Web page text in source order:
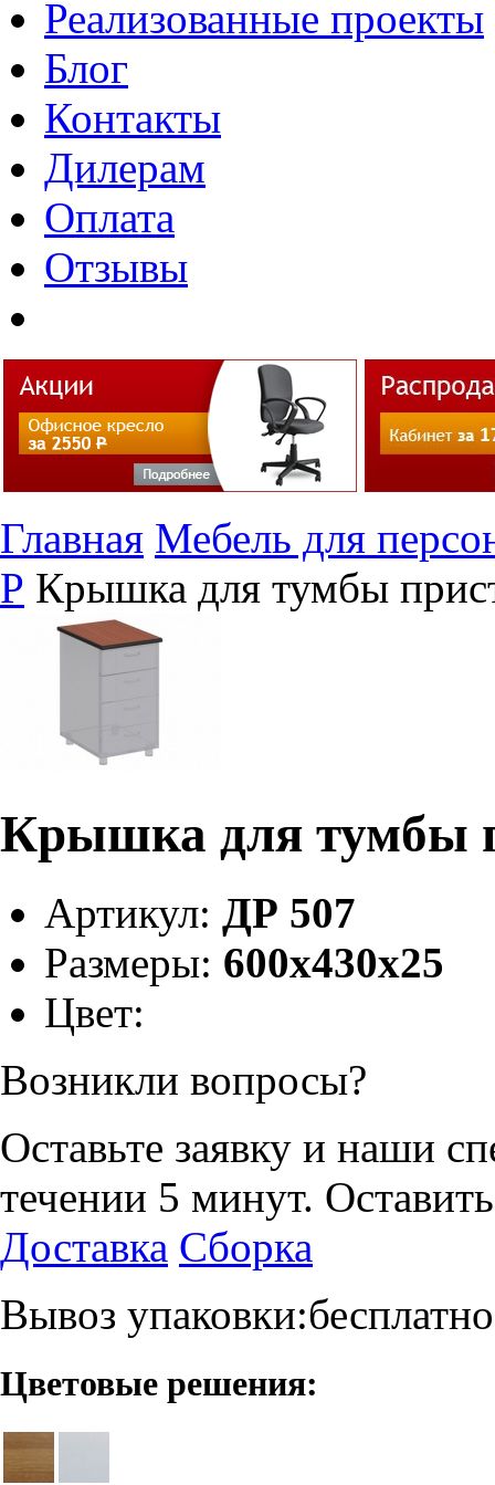
Реализованные проекты
Блог
Контакты
Дилерам
Оплата
Отзывы
Главная Мебель для
Р Крышка для тумбы
Крышка для тумбы
Артикул: ДР 507
Размеры: 600х430х25
Цвет:
Возникли вопросы?
Оставьте заявку и наши
течении 5 минут.
Доставка Сборка
Вывоз упаковки:бесплатно
Цветовые решения: